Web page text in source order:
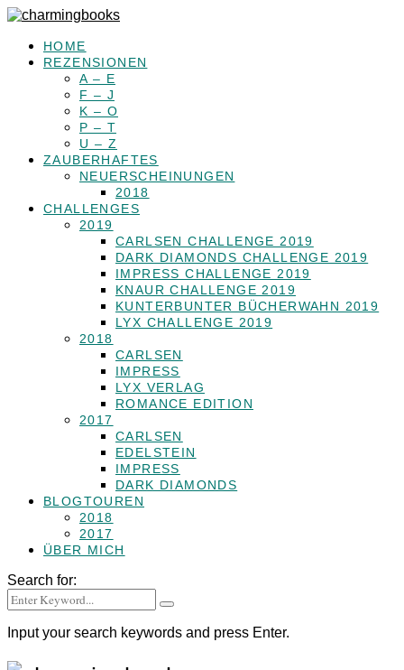
HOME
REZENSIONEN
A – E
F – J
K – O
P – T
U – Z
ZAUBERHAFTES
NEUERSCHEINUNGEN
2018
CHALLENGES
2019
CARLSEN CHALLENGE 2019
DARK DIAMONDS CHALLENGE 2019
IMPRESS CHALLENGE 2019
KNAUR CHALLENGE 2019
KUNTERBUNTER BÜCHERWAHN 2019
LYX CHALLENGE 2019
2018
CARLSEN
IMPRESS
LYX VERLAG
ROMANCE EDITION
2017
CARLSEN
EDELSTEIN
IMPRESS
DARK DIAMONDS
BLOGTOUREN
2018
2017
ÜBER MICH
Search for:
Input your search keywords and press Enter.